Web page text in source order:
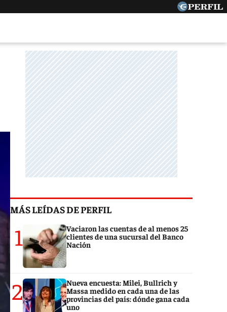
MÁS LEÍDAS DE PERFIL
1
Vaciaron las cuentas de al menos 25
clientes de una sucursal del Banco
Nación
2
Nueva encuesta: Milei, Bullrich y
Massa medido en cada una de las
provincias del país: dónde gana cada
uno